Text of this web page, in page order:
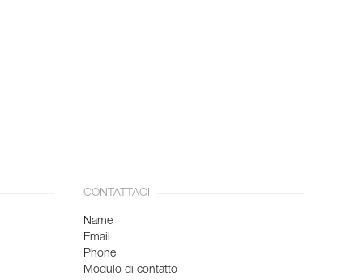
CONTATTACI
Name
Email
Phone
Modulo di contatto